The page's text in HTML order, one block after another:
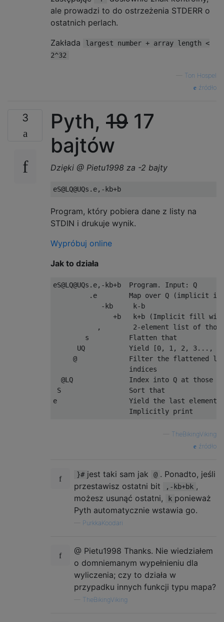
ale prowadzi to do ostrzeżenia STDERR o
ostatnich perlach.
Zakłada
largest number + array length <
2^32
Ton Hospel
źródło
3 Pyth, 19 17
bajtów
Dzięki @ Pietu1998 za -2 bajty
Program, który pobiera dane z listy na
STDIN i drukuje wynik.
Wypróbuj online
Jak to działa
eS@LQ@UQs.e,-kb+b  Program. Input: Q
.e        Map over Q (implicit
            -kb     k-b
+b   k+b (Implicit fill
,        2-element list of
        s          Flatten that
UQ           Yield [0, 1, 2, 3...,
@             Filter the flattened
                   indices
@LQ              Index into Q at those
S                 Sort that
e                  Yield the last element of
TheBikingViking
źródło
}# jest taki sam jak @ . Ponadto, jeśli
przestawisz ostatni bit
,-kb+bk ,
możesz usunąć ostatni,
k ponieważ
Pyth automatycznie wstawia go.
PurkkaKoodari
@ Pietu1998 Thanks. Nie wiedziałem
o domniemanym wypełnieniu dla
wyliczenia; czy to działa w
przypadku innych funkcji typu mapa?
TheBikingViking